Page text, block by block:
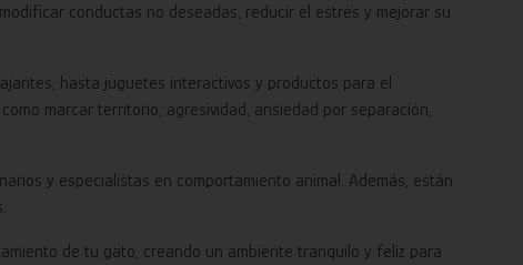
conductas no deseadas, reducir el estrés y mejorar su
hasta juguetes interactivos y productos para el
marcar territorio, agresividad, ansiedad por separación,
y especialistas en comportamiento animal. Además, están
de tu gato, creando un ambiente tranquilo y feliz para